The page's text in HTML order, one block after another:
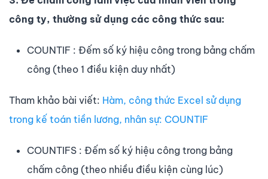
công ty, thường sử dụng các công thức sau:
COUNTIF : Đếm số ký hiệu công trong bảng chấm
công (theo 1 điều kiện duy nhất)
Tham khảo bài viết: Hàm, công thức Excel sử dụng
trong kế toán tiền lương, nhân sự: COUNTIF
COUNTIFS : Đếm số ký hiệu công trong bảng
chấm công (theo nhiều điều kiện cùng lúc)